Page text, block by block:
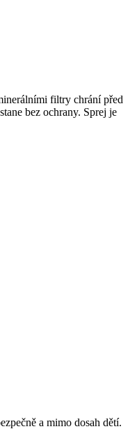
filtry chrání před
bez ochrany. Sprej je
a mimo dosah dětí.